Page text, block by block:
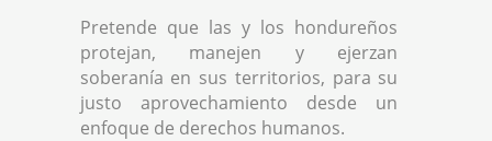
Pretende que las y los hondureños
protejan, manejen y ejerzan
soberanía en sus territorios, para su
justo aprovechamiento desde un
enfoque de derechos humanos.